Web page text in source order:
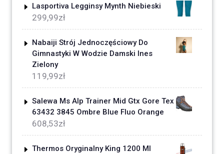
Lasportiva Legginsy Mynth Niebieski
299,99zł
Nabaiji Strój Jednoczęściowy Do
Gimnastyki W Wodzie Damski Ines
Zielony
119,99zł
Salewa Ms Alp Trainer Mid Gtx Gore Tex
63432 3845 Ombre Blue Fluo Orange
608,53zł
Thermos Oryginalny King 1200 Ml